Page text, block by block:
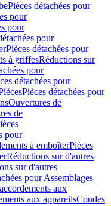
Pièces détachées pour
pour
pour
pour
Pièces détachées pour
à griffesRéductions sur
pour
détachées pour
Pièces détachées pour
Ouvertures de
de
pour
à emboîterPièces
Réductions sur d'autres
sur d'autres
pour Assemblages
aux
aux appareilsCoudes